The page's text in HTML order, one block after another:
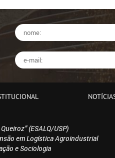
(ESALQ/USP)
em Logística Agroindustrial
e Sociologia